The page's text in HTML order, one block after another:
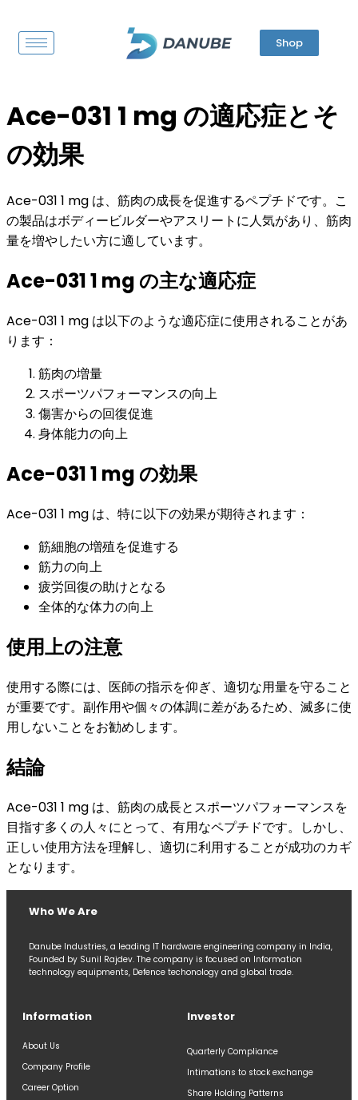
Shop
Ace-031 1 mg の適応症とそ
の効果
Ace-031 1 mg は、筋肉の成長を促進するペプチドです。こ
の製品はボディービルダーやアスリートに人気があり、筋肉
量を増やしたい方に適しています。
Ace-031 1 mg の主な適応症
Ace-031 1 mg は以下のような適応症に使用されることがあ
ります：
筋肉の増量
スポーツパフォーマンスの向上
傷害からの回復促進
身体能力の向上
Ace-031 1 mg の効果
Ace-031 1 mg は、特に以下の効果が期待されます：
筋細胞の増殖を促進する
筋力の向上
疲労回復の助けとなる
全体的な体力の向上
使用上の注意
使用する際には、医師の指示を仰ぎ、適切な用量を守ること
が重要です。副作用や個々の体調に差があるため、滅多に使
用しないことをお勧めします。
結論
Ace-031 1 mg は、筋肉の成長とスポーツパフォーマンスを
目指す多くの人々にとって、有用なペプチドです。しかし、
正しい使用方法を理解し、適切に利用することが成功のカギ
となります。
Who We Are
Danube Industries, a leading IT hardware engineering company in India,
Founded by Sunil Rajdev. The company is focused on Information
technology equipments, Defence techonology and global trade.
Information
About Us
Company Profile
Career Option
Investor
Quarterly Compliance
Intimations to stock exchange
Share Holding Patterns